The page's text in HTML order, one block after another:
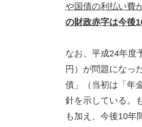
や国債の利払い費
の財政赤字は今後
なお、平成24年度
円）が問題になっ
債」（当初は「年
針を示している。
も加え、今後10年